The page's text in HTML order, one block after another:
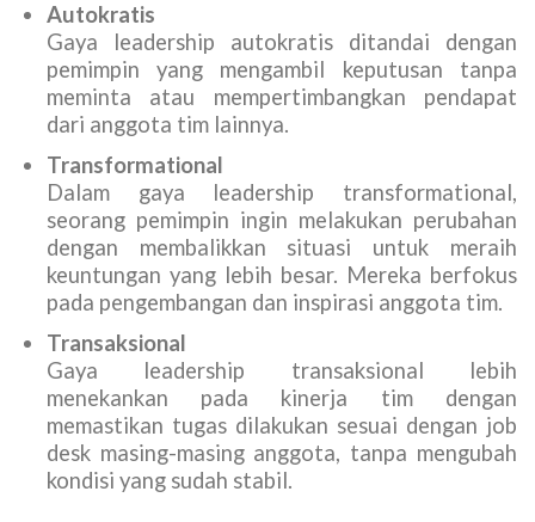
Autokratis
Gaya leadership autokratis ditandai dengan
pemimpin yang mengambil keputusan tanpa
meminta atau mempertimbangkan pendapat
dari anggota tim lainnya.
Transformational
Dalam gaya leadership transformational,
seorang pemimpin ingin melakukan perubahan
dengan membalikkan situasi untuk meraih
keuntungan yang lebih besar. Mereka berfokus
pada pengembangan dan inspirasi anggota tim.
Transaksional
Gaya leadership transaksional lebih
menekankan pada kinerja tim dengan
memastikan tugas dilakukan sesuai dengan job
desk masing-masing anggota, tanpa mengubah
kondisi yang sudah stabil.